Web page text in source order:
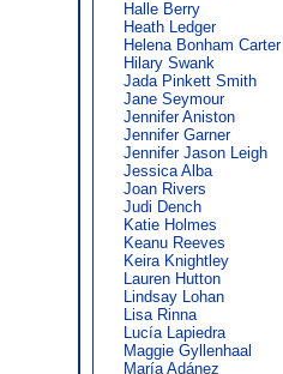
Halle Berry
Heath Ledger
Helena Bonham Carter
Hilary Swank
Jada Pinkett Smith
Jane Seymour
Jennifer Aniston
Jennifer Garner
Jennifer Jason Leigh
Jessica Alba
Joan Rivers
Judi Dench
Katie Holmes
Keanu Reeves
Keira Knightley
Lauren Hutton
Lindsay Lohan
Lisa Rinna
Lucía Lapiedra
Maggie Gyllenhaal
María Adánez